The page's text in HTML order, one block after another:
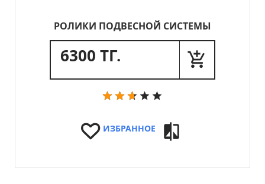
РОЛИКИ ПОДВЕСНОЙ СИСТЕМЫ
6300 ТГ.
ИЗБРАННОЕ